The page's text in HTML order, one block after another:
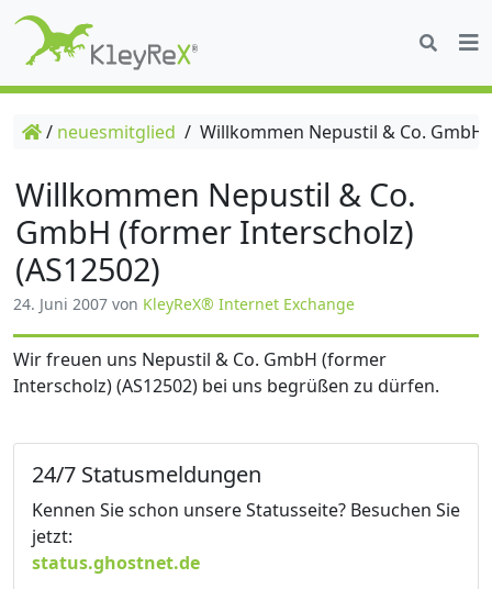
/ neuesmitglied / Willkommen Nepustil & Co.
Willkommen Nepustil & Co.
GmbH (former Interscholz)
(AS12502)
24. Juni 2007 von KleyReX® Internet Exchange
Wir freuen uns Nepustil & Co. GmbH (former
Interscholz) (AS12502) bei uns begrüßen zu dürfen.
24/7 Statusmeldungen
Kennen Sie schon unsere Statusseite? Besuchen Sie
jetzt:
status.ghostnet.de